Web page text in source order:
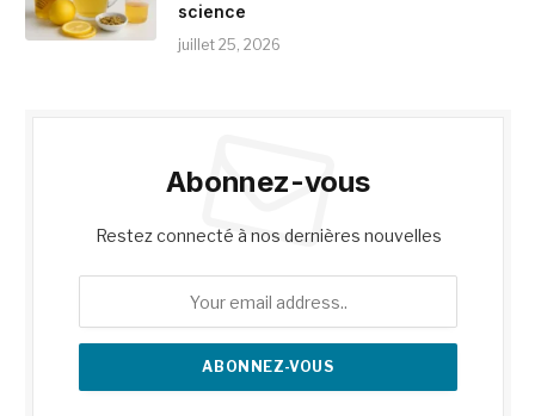
science
juillet 25, 2026
Abonnez-vous
Restez connecté à nos dernières nouvelles